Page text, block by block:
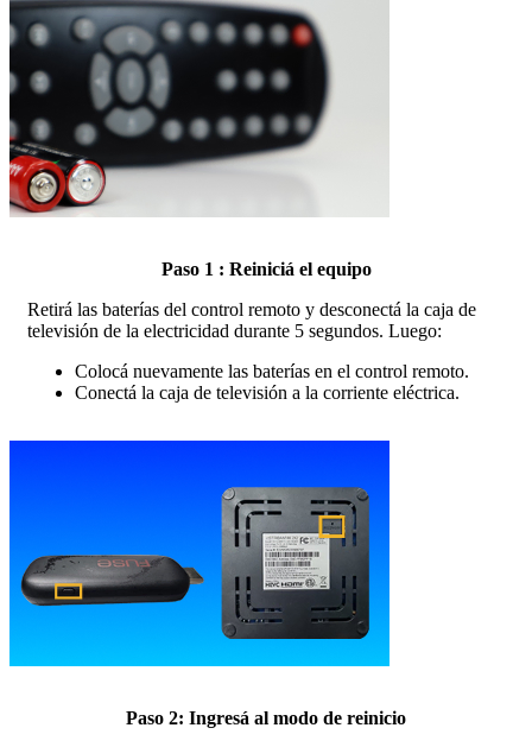
Paso 1 : Reiniciá el equipo
Retirá las baterías del control remoto y desconectá la caja de
televisión de la electricidad durante 5 segundos. Luego:
Colocá nuevamente las baterías en el control remoto.
Conectá la caja de televisión a la corriente eléctrica.
Paso 2: Ingresá al modo de reinicio